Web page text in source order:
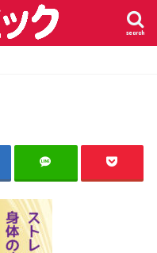
search